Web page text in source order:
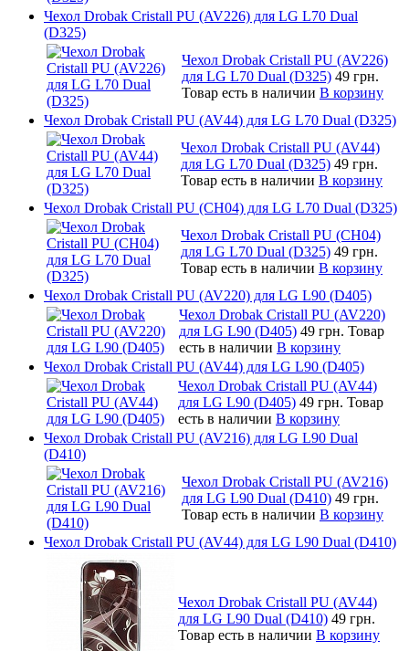
Чехол Drobak Cristall PU (AV226) для LG L70 Dual
(D325)
Чехол Drobak Cristall PU (AV226)
для LG L70 Dual (D325) 49 грн.
Товар есть в наличии В корзину
Чехол Drobak Cristall PU (AV44) для LG L70 Dual (D325)
Чехол Drobak Cristall PU (AV44)
для LG L70 Dual (D325) 49 грн.
Товар есть в наличии В корзину
Чехол Drobak Cristall PU (CH04) для LG L70 Dual (D325)
Чехол Drobak Cristall PU (CH04)
для LG L70 Dual (D325) 49 грн.
Товар есть в наличии В корзину
Чехол Drobak Cristall PU (AV220) для LG L90 (D405)
Чехол Drobak Cristall PU (AV220)
для LG L90 (D405) 49 грн. Товар
есть в наличии В корзину
Чехол Drobak Cristall PU (AV44) для LG L90 (D405)
Чехол Drobak Cristall PU (AV44)
для LG L90 (D405) 49 грн. Товар
есть в наличии В корзину
Чехол Drobak Cristall PU (AV216) для LG L90 Dual
(D410)
Чехол Drobak Cristall PU (AV216)
для LG L90 Dual (D410) 49 грн.
Товар есть в наличии В корзину
Чехол Drobak Cristall PU (AV44) для LG L90 Dual (D410)
Чехол Drobak Cristall PU (AV44)
для LG L90 Dual (D410) 49 грн.
Товар есть в наличии В корзину